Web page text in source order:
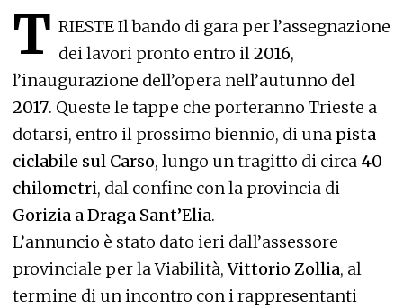
T RIESTE Il bando di gara per l’assegnazione
dei lavori pronto entro il2016,
l’inaugurazione dell’opera nell’autunno del
2017. Queste le tappe che porteranno Trieste a
dotarsi, entro il prossimo biennio, di una pista
ciclabile sul Carso, lungo un tragitto di circa 40
chilometri, dal confine con la provincia di
Gorizia a Draga Sant’Elia.
L’annuncio è stato dato ieri dall’assessore
provinciale per la Viabilità,Vittorio Zollia, al
termine di un incontro con i rappresentanti